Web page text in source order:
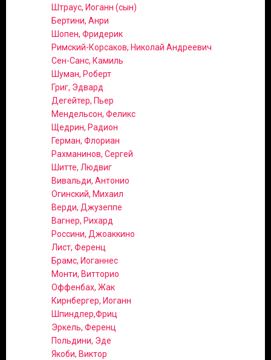
Штраус, Иоганн (сын)
Бертини, Анри
Шопен, Фридерик
Римский-Корсаков, Николай Андреевич
Сен-Санс, Камиль
Шуман, Роберт
Григ, Эдвард
Дегейтер, Пьер
Мендельсон, Феликс
Щедрин, Радион
Герман, Флориан
Рахманинов, Сергей
Шитте, Людвиг
Вивальди, Антонио
Огинский, Михаил
Верди, Джузеппе
Вагнер, Рихард
Россини, Джоаккино
Лист, Ференц
Брамс, Иоганнес
Монти, Витторио
Оффенбах, Жак
Кирнбергер, Иоганн
Шпиндлер,Фриц
Эркель, Ференц
Польдини, Эде
Якоби, Виктор